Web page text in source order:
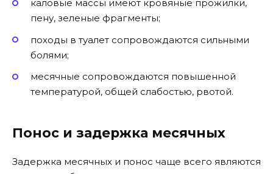
каловые массы имеют кровяные прожилки,
пену, зеленые фрагменты;
походы в туалет сопровождаются сильными
болями;
месячные сопровождаются повышенной
температурой, общей слабостью, рвотой.
Понос и задержка месячных
Задержка месячных и понос чаще всего являются